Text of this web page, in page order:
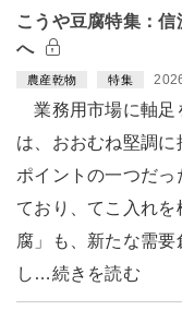
こうや豆腐特集：
へ
農産乾物 特集
業務用市場に軸足
は、おおむね堅調
ポイントの一つだ
ており、てこ入れ
腐」も、新たな需
し…続きを読む